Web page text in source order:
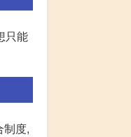
只能
制度,